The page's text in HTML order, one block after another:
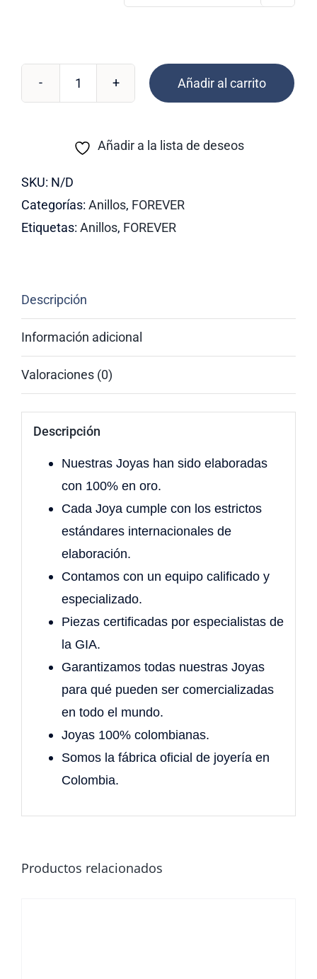
RF-
cantidad
Añadir al carrito
Añadir a la lista de deseos
SKU: N/D
Categorías: Anillos, FOREVER
Etiquetas: Anillos, FOREVER
Descripción
Información adicional
Valoraciones (0)
Descripción
Nuestras Joyas han sido elaboradas
con 100% en oro.
Cada Joya cumple con los estrictos
estándares internacionales de
elaboración.
Contamos con un equipo calificado y
especializado.
Piezas certificadas por especialistas de
la GIA.
Garantizamos todas nuestras Joyas
para qué pueden ser comercializadas
en todo el mundo.
Joyas 100% colombianas.
Somos la fábrica oficial de joyería en
Colombia.
Productos relacionados